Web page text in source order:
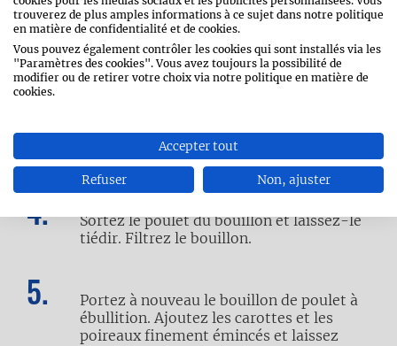
Coupez les carottes et les poireaux en
julienne.
les cuire à part dans de l’eau salée jusqu’à
ce qu’elles soient tendres.
Sortez le poulet du bouillon et laissez-le
tiédir. Filtrez le bouillon.
Portez à nouveau le bouillon de poulet à
ébullition. Ajoutez les carottes et les
poireaux finement émincés et laissez
trouverez de plus amples informations à ce sujet dans notre politique
en matière de confidentialité et de cookies.
Vous pouvez également contrôler les cookies qui sont installés via les
"Paramètres des cookies". Vous avez toujours la possibilité de
modifier ou de retirer votre choix via notre politique en matière de
cookies.
Accepter tout
Refuser Non, ajuster